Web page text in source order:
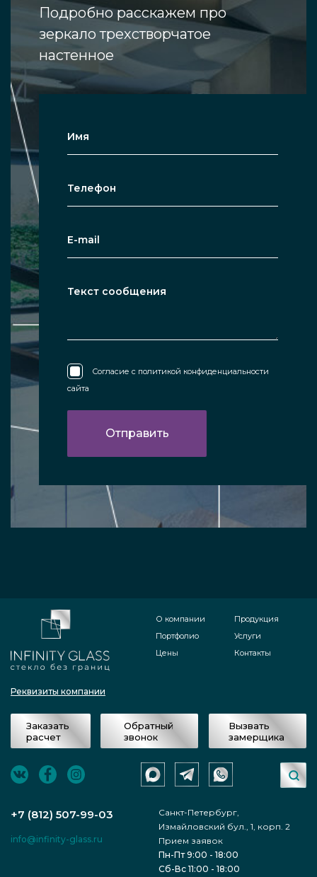
Подробно расскажем про
зеркало трехстворчатое
настенное
Согласие с политикой конфиденциальности
сайта
Реквизиты компании
О компании
Портфолио
Цены
Продукция
Услуги
Контакты
Заказать
расчет
Обратный
звонок
Вызвать
замерщика
+7 (812) 507-99-03
Санкт-Петербург,
Измайловский бул., 1, корп. 2
info@infinity-glass.ru
Прием заявок
Пн-Пт 9:00 - 18:00
Сб-Вс 11:00 - 18:00